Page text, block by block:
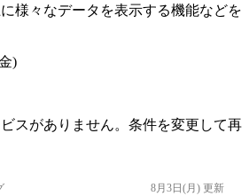
様々なデータを表示する機能などを
)
スがありません。条件を変更して再
8月3日(月) 更新